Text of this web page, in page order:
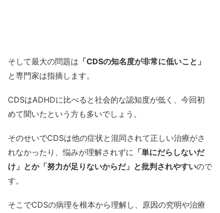
そして最大の問題は 「CDSの知名度が非常に低いこと」
と専門家は指摘します。
CDSはADHDに比べると社会的な認知度が低く、今回初
めて聞いたという方も多いでしょう。
そのせいでCDSは他の症状と混同されて正しい治療がさ
れなかったり、悩みが理解されずに 「単にだらしないだ
け」とか「努力が足りないからだ」と批判されやすいので
す。
そこでCDSの病理を根本から理解し、原因の究明や治療